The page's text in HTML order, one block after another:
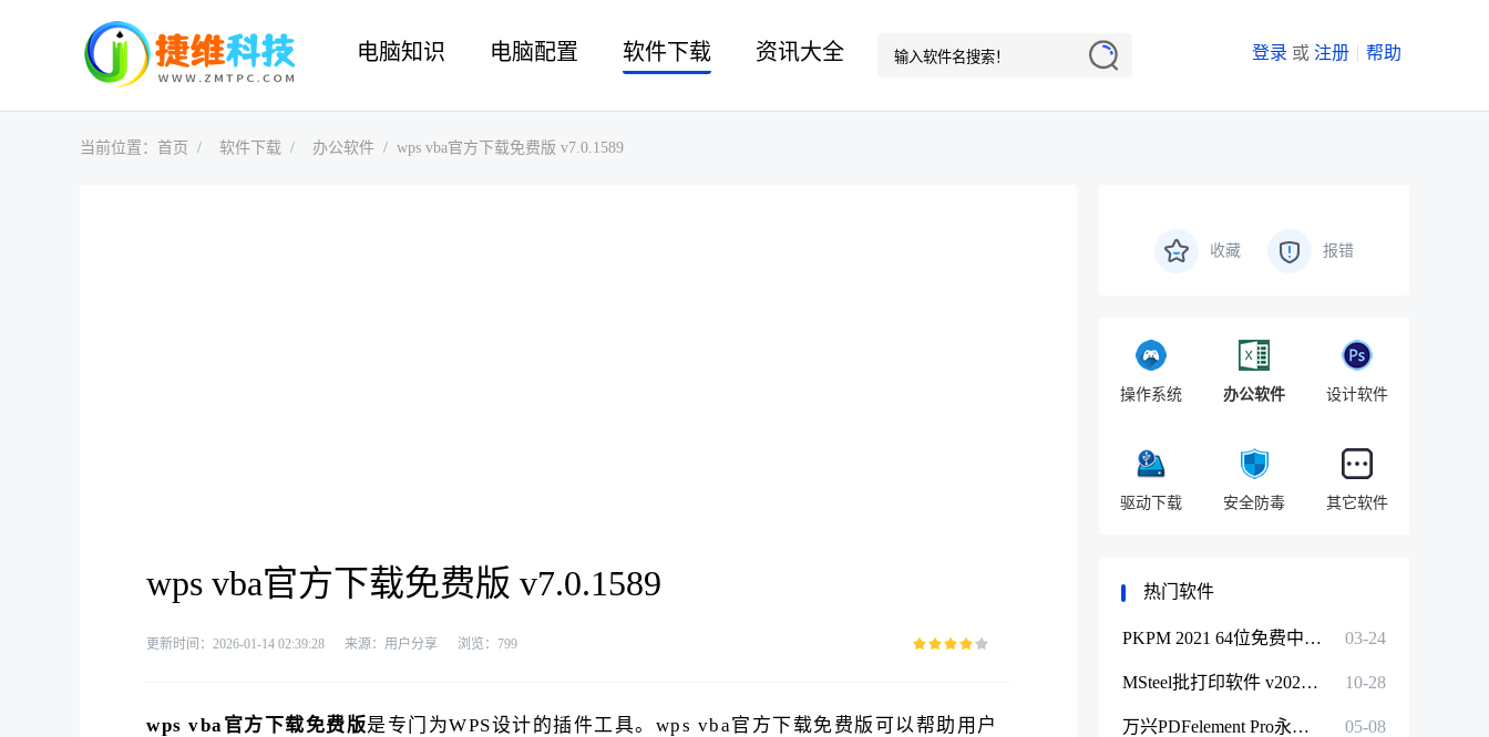
电脑知识 电脑配置 软件下载 资讯大全 登录 或 注册 帮助
当前位置： 首页 软件下载 办公软件 wps vba官方下载免费版 v7.0.1589
wps vba官方下载免费版 v7.0.1589
更新时间：2026-01-14 02:39:28 来源：用户分享 浏览： 799
wps vba官方下载免费版是专门为WPS设计的插件工具。wps vba官方下载免费版可以帮助用户
收藏 报错
操作系统 办公软件 设计软件
驱动下载 安全防毒 其它软件
热门软件
PKPM 2021 64位免费中文破解版下载 03-24
MSteel批打印软件 v2024（附安装教程）最新免费中文版下载 10-28
万兴PDFelement Pro永久免激活中文专业版 v10.3.8.2727 05-08